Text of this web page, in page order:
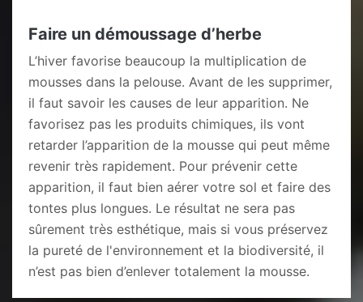
Faire un démoussage d’herbe
L’hiver favorise beaucoup la multiplication de
mousses dans la pelouse. Avant de les supprimer,
il faut savoir les causes de leur apparition. Ne
favorisez pas les produits chimiques, ils vont
retarder l’apparition de la mousse qui peut même
revenir très rapidement. Pour prévenir cette
apparition, il faut bien aérer votre sol et faire des
tontes plus longues. Le résultat ne sera pas
sûrement très esthétique, mais si vous préservez
la pureté de l'environnement et la biodiversité, il
n’est pas bien d’enlever totalement la mousse.